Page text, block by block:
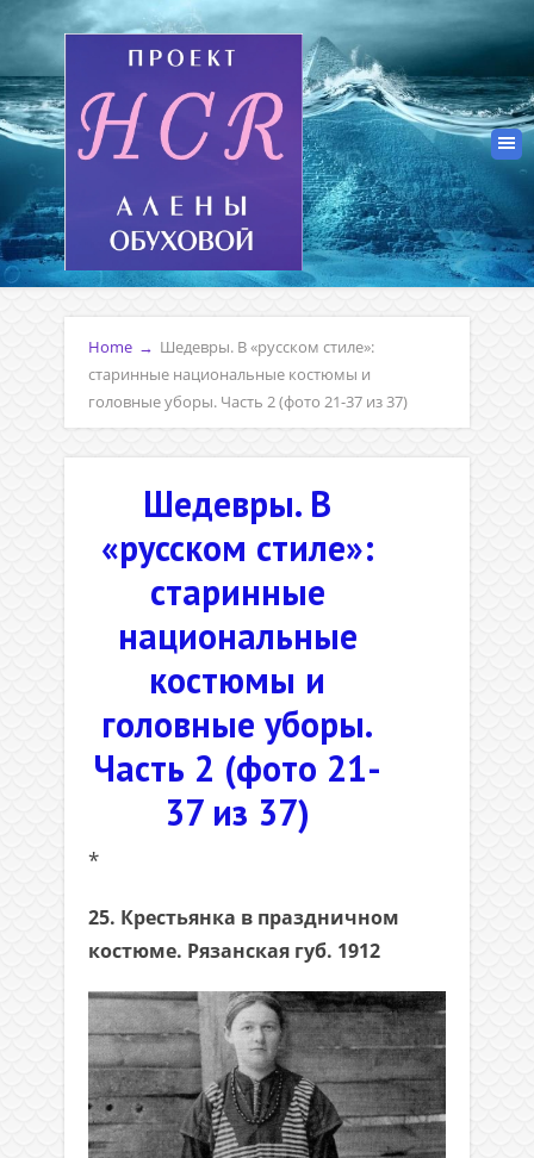
Home → Шедевры. В «русском стиле»:
старинные национальные костюмы и
головные уборы. Часть 2 (фото 21-37 из 37)
Шедевры. В
«русском стиле»:
старинные
национальные
костюмы и
головные уборы.
Часть 2 (фото 21-
37 из 37)
*
25. Крестьянка в праздничном
костюме. Рязанская губ. 1912